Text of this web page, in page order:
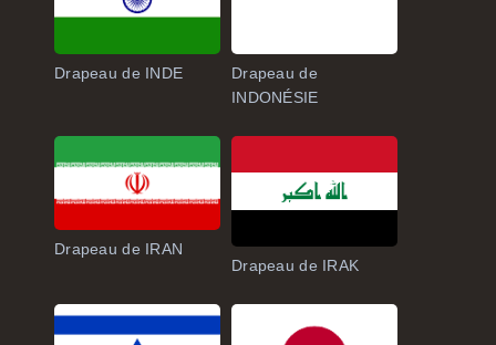
Drapeau de INDE
Drapeau de
INDONÉSIE
Drapeau de IRAN
Drapeau de IRAK